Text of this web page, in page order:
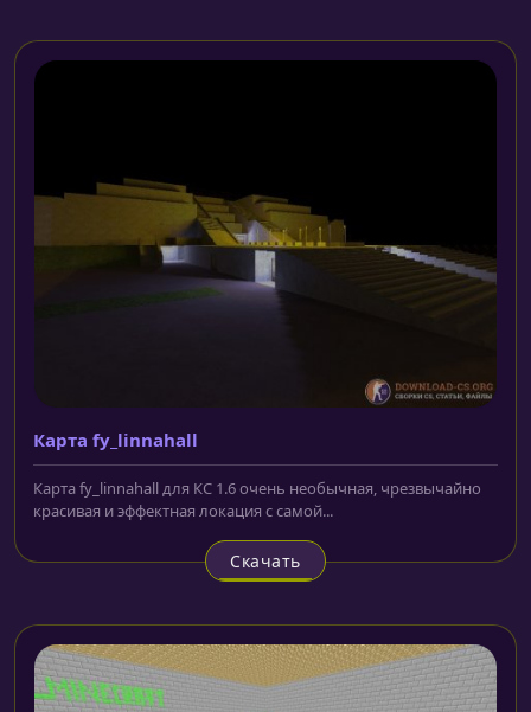
Карта fy_linnahall
Карта fy_linnahall для КС 1.6 очень необычная, чрезвычайно
красивая и эффектная локация с самой...
Скачать